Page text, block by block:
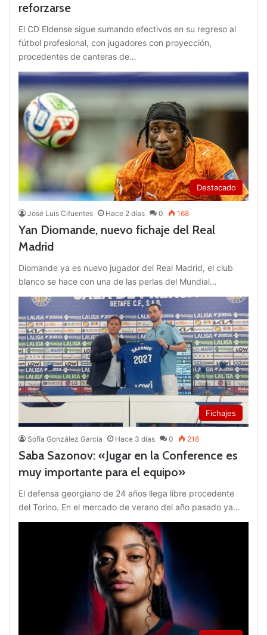
reforzarse
El CD Eldense sigue sumando efectivos en su regreso al
fútbol profesional, con jugadores con proyección,
procedentes de canteras de…
Destacado
José Luis Cifuentes Hace 2 días 0 168
Yan Diomande, nuevo fichaje del Real
Madrid
Diomande ya es nuevo jugador del Real Madrid, el club
blanco se hace con una de las perlas del Mundial…
Fichajes
Sofía González García Hace 3 días 0 218
Saba Sazonov: «Jugar en la Conference es
muy importante para el equipo»
El defensa georgiano de 24 años llega libre procedente
del Torino. En el mercado de verano del año pasado ya…